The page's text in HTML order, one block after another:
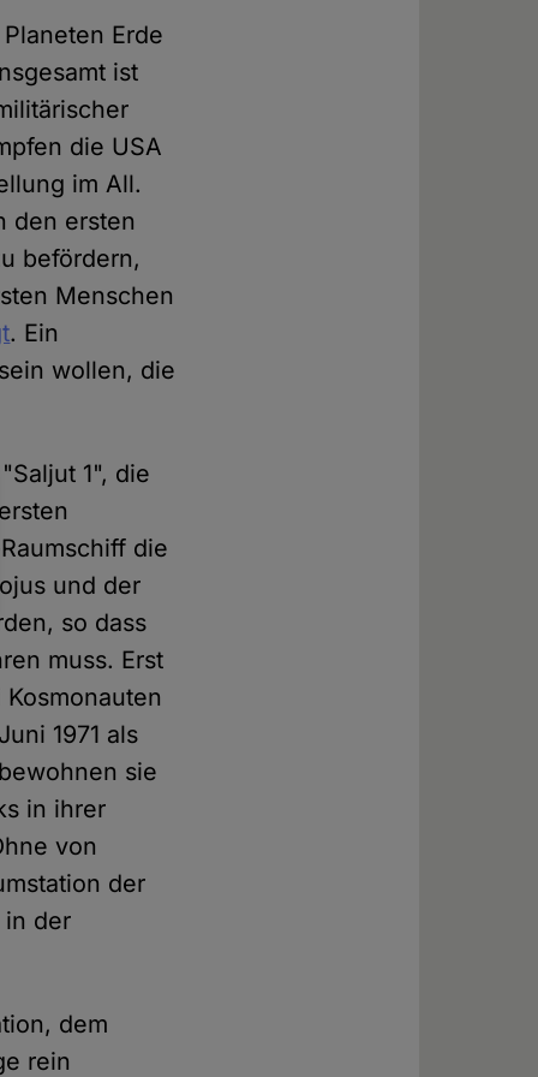
Erde
ist
die USA
im All.
den ersten
befördern,
Menschen
. Ein
wollen, die
1", die
die
und der
so dass
muss. Erst
1971 als
sie
in ihrer
von
der
in der
dem
rein